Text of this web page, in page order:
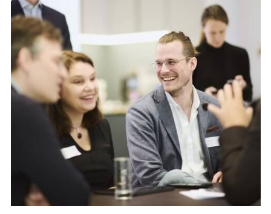
Vorname*
Nachname*
Teamname oder Projekttitel